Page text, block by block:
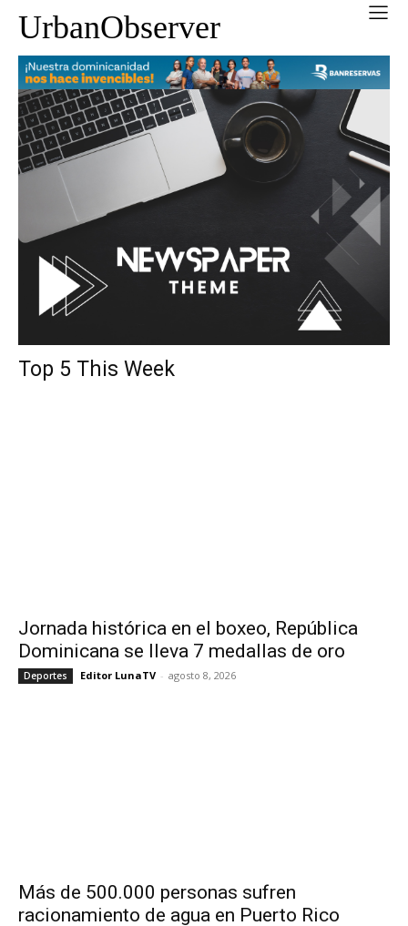
UrbanObserver
Top 5 This Week
Jornada histórica en el boxeo, República
Dominicana se lleva 7 medallas de oro
Deportes Editor LunaTV - agosto 8, 2026
Más de 500.000 personas sufren
racionamiento de agua en Puerto Rico